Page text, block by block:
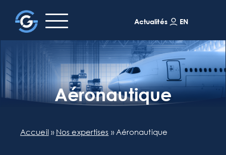
Actualités EN
Aéronautique
Accueil » Nos expertises » Aéronautique